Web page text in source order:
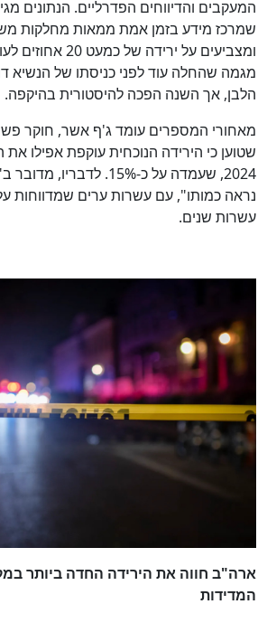
שמרכז מידע בזמן אמת ממאות מחלקות
ומצביעים על
מגמה שהחלה עוד לפני כניסתו של הנשיא
הלבן, אך השנה הפכה להיסטורית בהיקפה.
מאחורי המספרים עומד ג'ף אשר, חוקר
שטוען כי הירידה הנוכחית עוקפת אפילו
2024, שעמדה על כ-15%.
נראה כמותו", עם עשרות ערים שמדווחות
עשרות שנים.
ארה"ב חווה את הירידה החדה ביותר
המדידות